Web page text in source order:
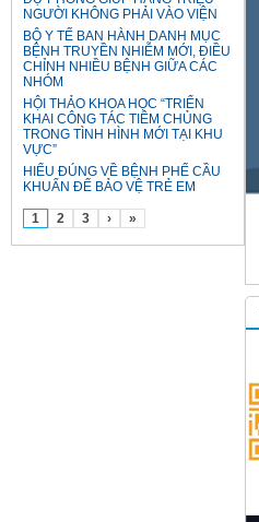
NGƯỜI KHÔNG PHẢI VÀO VIỆN
BỘ Y TẾ BAN HÀNH DANH MỤC
BỆNH TRUYỀN NHIỄM MỚI, ĐIỀU
CHỈNH NHIỀU BỆNH GIỮA CÁC
NHÓM
HỘI THẢO KHOA HỌC “TRIỂN
KHAI CÔNG TÁC TIÊM CHỦNG
TRONG TÌNH HÌNH MỚI TẠI KHU
VỰC”
HIỂU ĐÚNG VỀ BỆNH PHẾ CẦU
KHUẨN ĐỂ BẢO VỆ TRẺ EM
1 2 3 › »